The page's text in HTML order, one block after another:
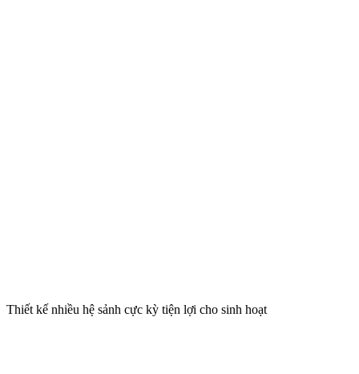
Thiết kế nhiều hệ sảnh cực kỳ tiện lợi cho sinh hoạt